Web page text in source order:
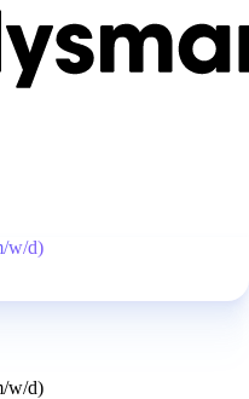
w/d)
w/d)